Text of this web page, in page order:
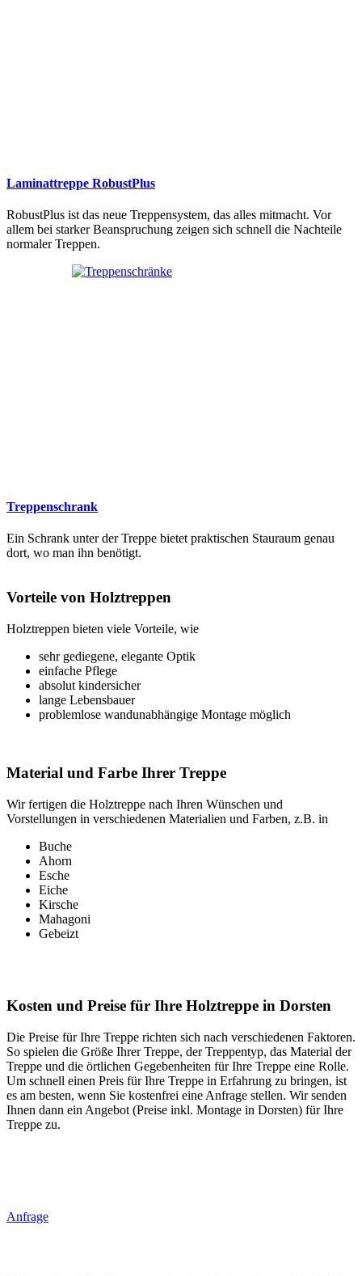
Laminattreppe RobustPlus
RobustPlus ist das neue Treppensystem, das alles mitmacht. Vor
allem bei starker Beanspruchung zeigen sich schnell die Nachteile
normaler Treppen.
Treppenschrank
Ein Schrank unter der Treppe bietet praktischen Stauraum genau
dort, wo man ihn benötigt.
Vorteile von Holztreppen
Holztreppen bieten viele Vorteile, wie
sehr gediegene, elegante Optik
einfache Pflege
absolut kindersicher
lange Lebensbauer
problemlose wandunabhängige Montage möglich
Material und Farbe Ihrer Treppe
Wir fertigen die Holztreppe nach Ihren Wünschen und
Vorstellungen in verschiedenen Materialien und Farben, z.B. in
Buche
Ahorn
Esche
Eiche
Kirsche
Mahagoni
Gebeizt
Kosten und Preise für Ihre Holztreppe in Dorsten
Die Preise für Ihre Treppe richten sich nach verschiedenen Faktoren.
So spielen die Größe Ihrer Treppe, der Treppentyp, das Material der
Treppe und die örtlichen Gegebenheiten für Ihre Treppe eine Rolle.
Um schnell einen Preis für Ihre Treppe in Erfahrung zu bringen, ist
es am besten, wenn Sie kostenfrei eine Anfrage stellen. Wir senden
Ihnen dann ein Angebot (Preise inkl. Montage in Dorsten) für Ihre
Treppe zu.
Anfrage